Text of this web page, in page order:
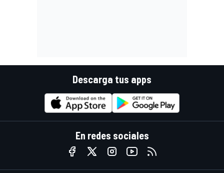
Descarga tus apps
En redes sociales